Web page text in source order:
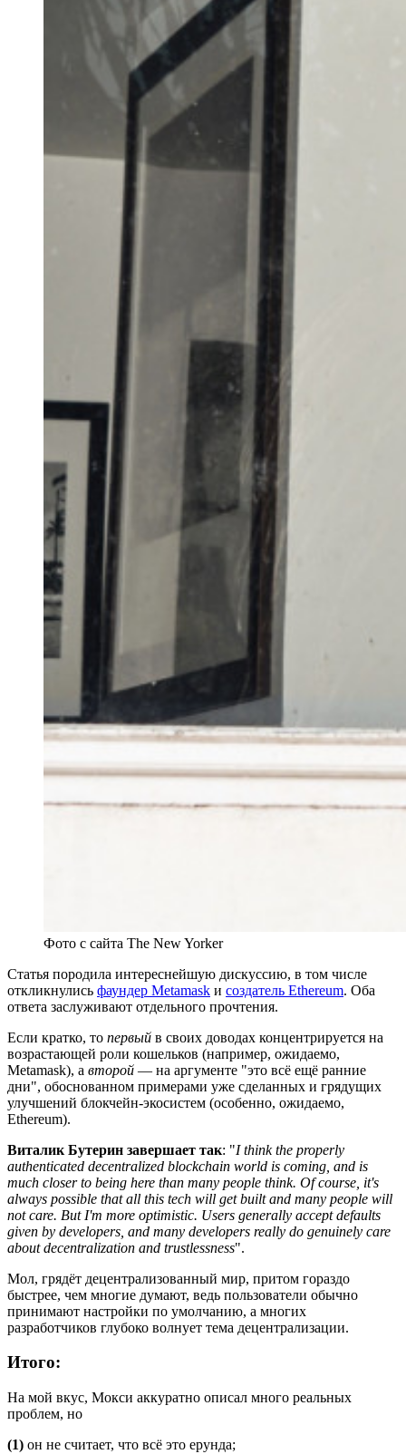
Фото с сайта The New Yorker
Статья породила интереснейшую дискуссию, в том числе
откликнулись фаундер Metamask и создатель Ethereum. Оба
ответа заслуживают отдельного прочтения.
Если кратко, то первый в своих доводах концентрируется на
возрастающей роли кошельков (например, ожидаемо,
Metamask), а второй — на аргументе "это всё ещё ранние
дни", обоснованном примерами уже сделанных и грядущих
улучшений блокчейн-экосистем (особенно, ожидаемо,
Ethereum).
Виталик Бутерин завершает так: "I think the properly
authenticated decentralized blockchain world is coming, and is
much closer to being here than many people think. Of course, it's
always possible that all this tech will get built and many people will
not care. But I'm more optimistic. Users generally accept defaults
given by developers, and many developers really do genuinely care
about decentralization and trustlessness".
Мол, грядёт децентрализованный мир, притом гораздо
быстрее, чем многие думают, ведь пользователи обычно
принимают настройки по умолчанию, а многих
разработчиков глубоко волнует тема децентрализации.
Итого:
На мой вкус, Мокси аккуратно описал много реальных
проблем, но
(1) он не считает, что всё это ерунда;